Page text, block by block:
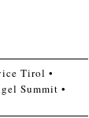
Tirol
Summit